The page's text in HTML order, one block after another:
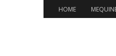
HOME